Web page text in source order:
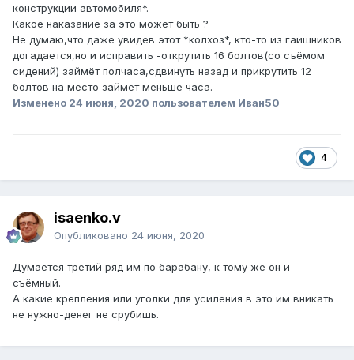
конструкции автомобиля*.
Какое наказание за это может быть ?
Не думаю,что даже увидев этот *колхоз*, кто-то из гаишников
догадается,но и исправить -открутить 16 болтов(со съёмом
сидений) займёт полчаса,сдвинуть назад и прикрутить 12
болтов на место займёт меньше часа.
Изменено 24 июня, 2020 пользователем Иван50
4
isaenko.v
Опубликовано 24 июня, 2020
Думается третий ряд им по барабану, к тому же он и
съёмный.
А какие крепления или уголки для усиления в это им вникать
не нужно-денег не срубишь.